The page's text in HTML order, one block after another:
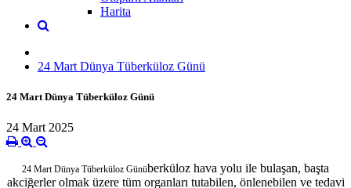
Harita
24 Mart Dünya Tüberküloz Günü
24 Mart Dünya Tüberküloz Günü
24 Mart 2025
24 Mart Dünya Tüberküloz Günüberküloz hava yolu ile bulaşan, başta
akciğerler olmak üzere tüm organları tutabilen, önlenebilen ve tedavi